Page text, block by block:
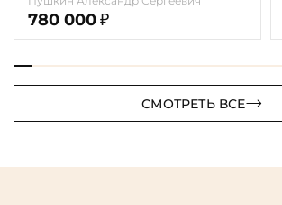
780 000 ₽
СМОТРЕТЬ ВСЕ